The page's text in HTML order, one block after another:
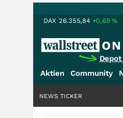
DAX 26.355,84 +0,69%
Aktien Community
NEWS TICKER